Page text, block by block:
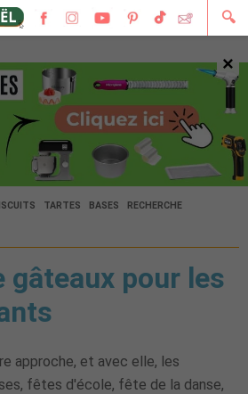
🔍
×
🔍
TARTES BASES RECHERCHE
gâteaux pour les
approche, et avec elle, les
fêtes d'école, fête de la danse,